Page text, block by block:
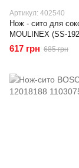
Артикул: 402540
Нож - сито для
MOULINEX (SS-
617 грн 685 грн